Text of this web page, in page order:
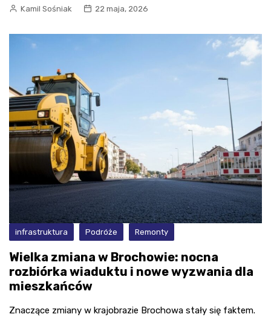
Kamil Sośniak 22 maja, 2026
infrastruktura Podróże Remonty
Wielka zmiana w Brochowie: nocna
rozbiórka wiaduktu i nowe wyzwania dla
mieszkańców
Znaczące zmiany w krajobrazie Brochowa stały się faktem.